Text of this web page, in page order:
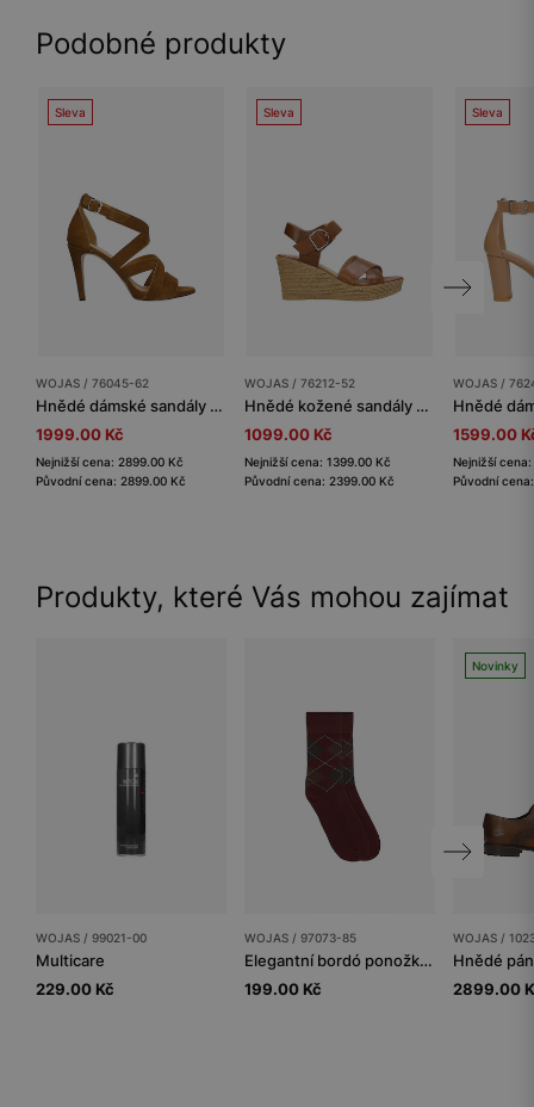
Podobné produkty
Sleva
WOJAS / 76045-62
Hnědé dámské sandály ze semišové kůže na jehlovém podpatku
1999.00 Kč
Nejnižší cena: 2899.00 Kč
Původní cena: 2899.00 Kč
Sleva
WOJAS / 76212-52
Hnědé kožené sandály na klínku
1099.00 Kč
Nejnižší cena: 1399.00 Kč
Původní cena: 2399.00 Kč
Sleva
WOJAS /
1599.00
Nejnižší
Původní
Produkty, které Vás mohou zajímat
WOJAS / 99021-00
Multicare
229.00 Kč
WOJAS / 97073-85
Elegantní bordó ponožky s klasickým vzorem argyle
199.00 Kč
Novinky
WOJAS /
2899.00